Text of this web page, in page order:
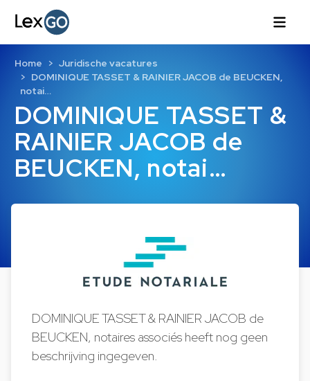
DOMINIQUE TASSET &
RAINIER JACOB de
BEUCKEN, notai…
Home
Juridische vacatures
DOMINIQUE TASSET & RAINIER JACOB de BEUCKEN,
notai…
DOMINIQUE TASSET & RAINIER JACOB de
BEUCKEN, notaires associés heeft nog geen
beschrijving ingegeven.